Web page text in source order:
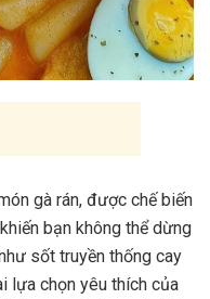
gà rán, được chế biến
bạn không thể dừng
sốt truyền thống cay
lựa chọn yêu thích của